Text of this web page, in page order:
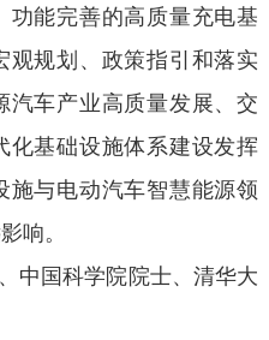
功能完善的高质量充电基
观规划、政策指引和落实
汽车产业高质量发展、交
化基础设施体系建设发挥
施与电动汽车智慧能源领
响。
中国科学院院士、清华大